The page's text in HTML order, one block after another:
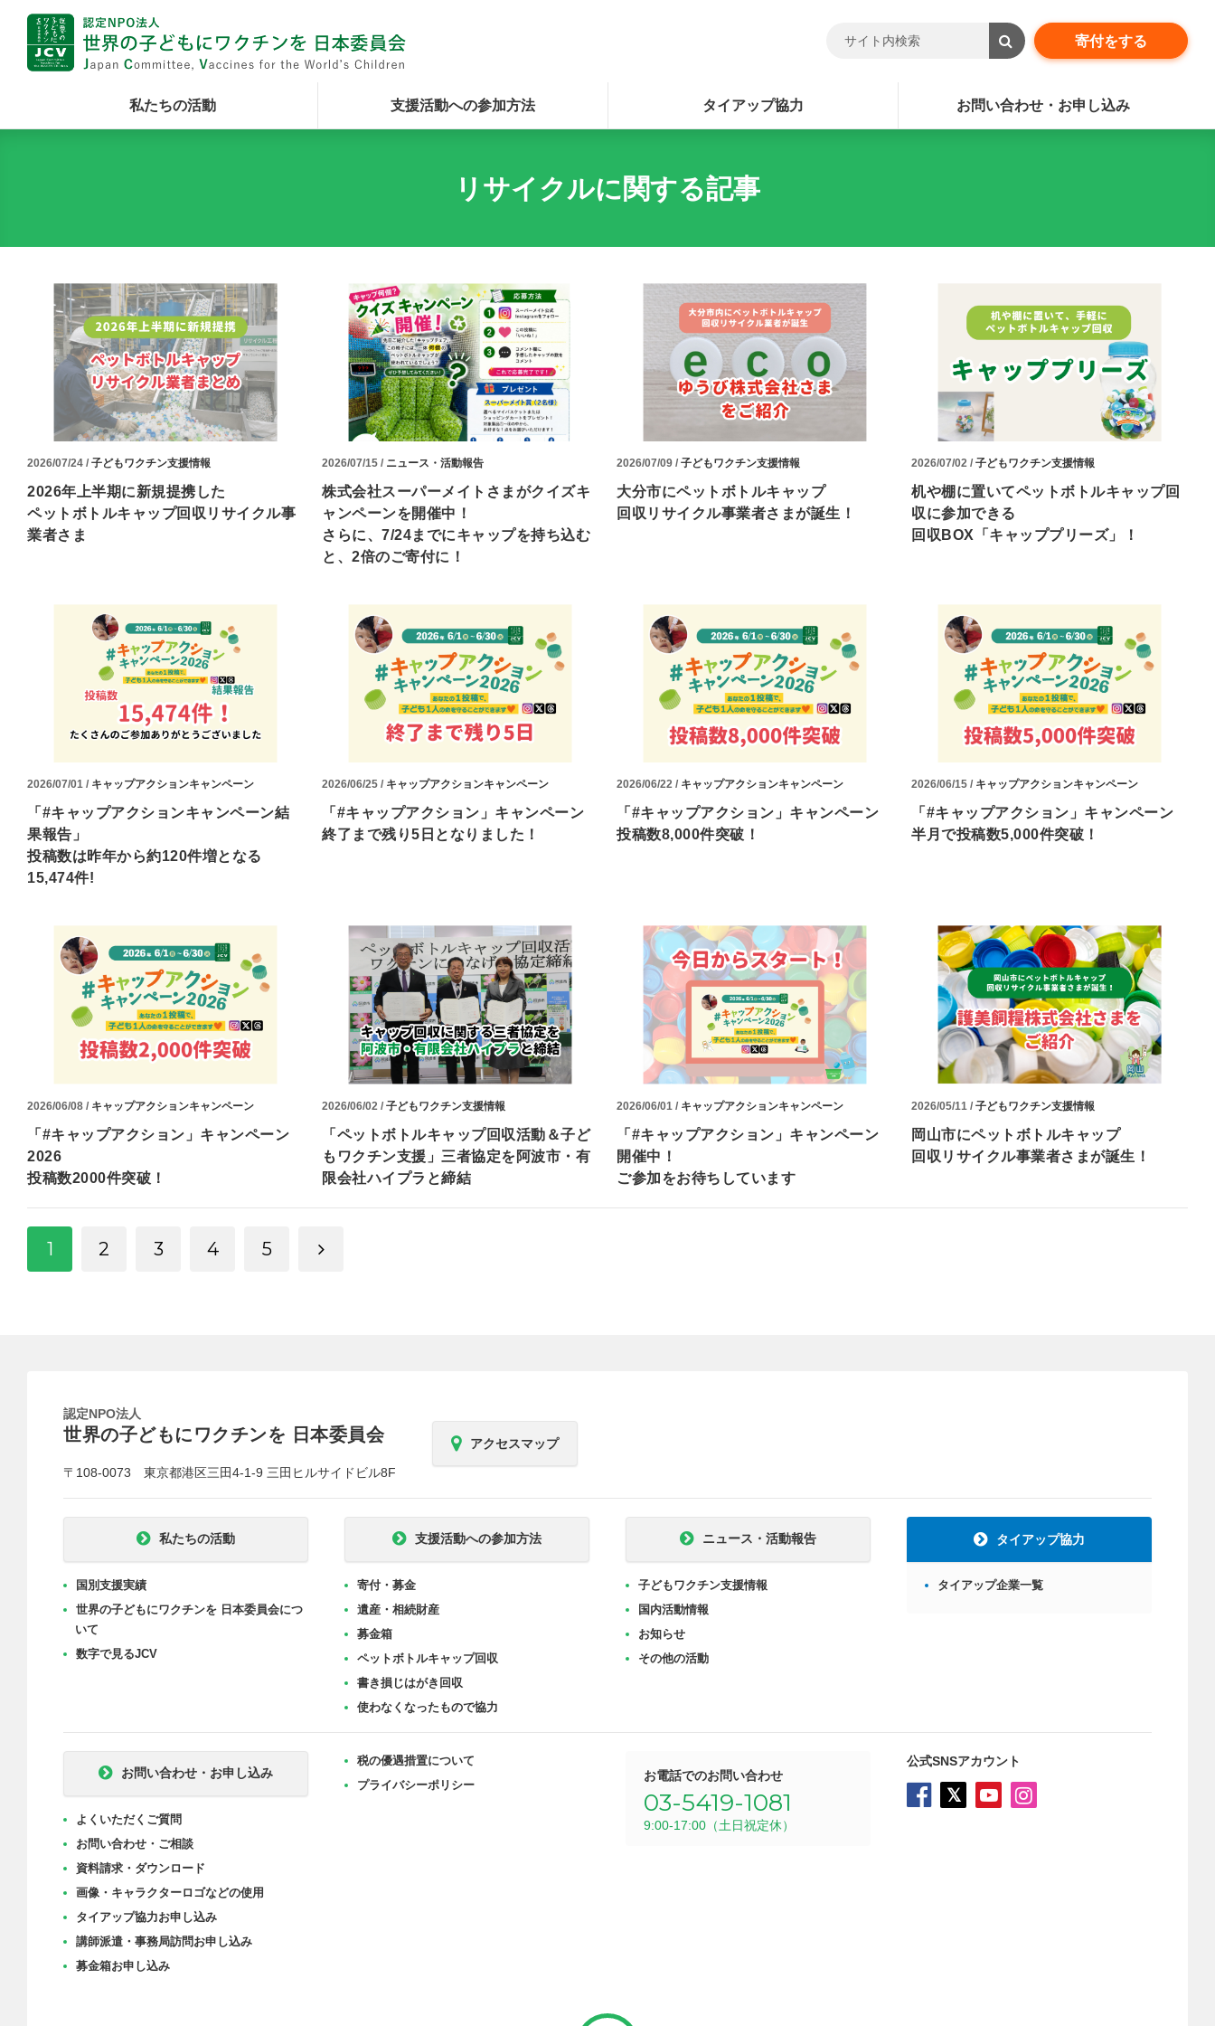
寄付をする
私たちの活動 支援活動への参加方法 タイアップ協力 お問い合わせ・お申し込み
リサイクルに関する記事
2026/07/24 / 子どもワクチン支援情報
2026年上半期に新規提携した
ペットボトルキャップ回収リサイクル事
業者さま
2026/07/15 / ニュース・活動報告
株式会社スーパーメイトさまがクイズキ
ャンペーンを開催中！
さらに、7/24までにキャップを持ち込む
と、2倍のご寄付に！
2026/07/09 / 子どもワクチン支援情報
大分市にペットボトルキャップ
回収リサイクル事業者さまが誕生！
2026/07/02 / 子どもワクチン支援情報
机や棚に置いてペットボトルキャップ回
収に参加できる
回収BOX「キャッププリーズ」！
2026/07/01 / キャップアクションキャンペーン
「#キャップアクションキャンペーン結
果報告」
投稿数は昨年から約120件増となる
15,474件!
2026/06/25 / キャップアクションキャンペーン
「#キャップアクション」キャンペーン
終了まで残り5日となりました！
2026/06/22 / キャップアクションキャンペーン
「#キャップアクション」キャンペーン
投稿数8,000件突破！
2026/06/15 / キャップアクションキャンペーン
「#キャップアクション」キャンペーン
半月で投稿数5,000件突破！
2026/06/08 / キャップアクションキャンペーン
「#キャップアクション」キャンペーン
2026
投稿数2000件突破！
2026/06/02 / 子どもワクチン支援情報
「ペットボトルキャップ回収活動＆子ど
もワクチン支援」三者協定を阿波市・有
限会社ハイプラと締結
2026/06/01 / キャップアクションキャンペーン
「#キャップアクション」キャンペーン
開催中！
ご参加をお待ちしています
2026/05/11 / 子どもワクチン支援情報
岡山市にペットボトルキャップ
回収リサイクル事業者さまが誕生！
1 2 3 4 5
認定NPO法人
世界の子どもにワクチンを 日本委員会
〒108-0073 東京都港区三田4-1-9 三田ヒルサイドビル8F
アクセスマップ
私たちの活動
国別支援実績
世界の子どもにワクチンを 日本委員会につ
いて
数字で見るJCV
支援活動への参加方法
寄付・募金
遺産・相続財産
募金箱
ペットボトルキャップ回収
書き損じはがき回収
使わなくなったもので協力
ニュース・活動報告
子どもワクチン支援情報
国内活動情報
お知らせ
その他の活動
タイアップ協力
タイアップ企業一覧
お問い合わせ・お申し込み
よくいただくご質問
お問い合わせ・ご相談
資料請求・ダウンロード
画像・キャラクターロゴなどの使用
タイアップ協力お申し込み
講師派遣・事務局訪問お申し込み
募金箱お申し込み
税の優遇措置について
プライバシーポリシー
お電話でのお問い合わせ
03-5419-1081
9:00-17:00（土日祝定休）
公式SNSアカウント